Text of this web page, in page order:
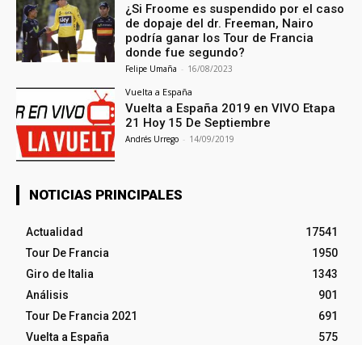
¿Si Froome es suspendido por el caso
de dopaje del dr. Freeman, Nairo
podría ganar los Tour de Francia
donde fue segundo?
Felipe Umaña - 16/08/2023
Vuelta a España
Vuelta a España 2019 en VIVO Etapa
21 Hoy 15 De Septiembre
Andrés Urrego - 14/09/2019
NOTICIAS PRINCIPALES
Actualidad
17541
Tour De Francia
1950
Giro de Italia
1343
Análisis
901
Tour De Francia 2021
691
Vuelta a España
575